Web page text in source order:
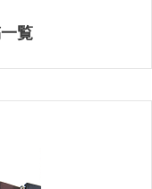
Affa(アジリティ アフ
覧